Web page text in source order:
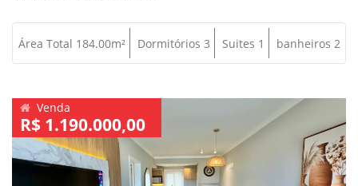
Área Total 184.00m² Dormitórios 3 Suites 1 banheiros 2
Venda
R$ 1.190.000,00